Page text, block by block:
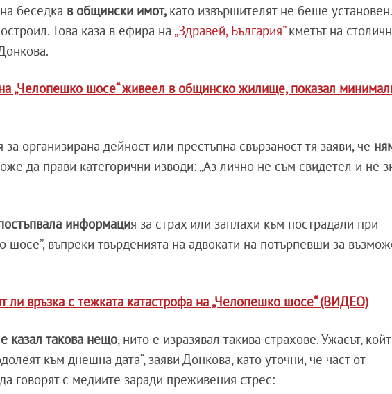
беседка в общински имот, като извършителят не беше
Това каза в ефира на„Здравей, България”кметът на
„Челопешко шосе“ живеел в общинско жилище, показал
организирана дейност или престъпна свързаност тя заяви, че
да прави категорични изводи: „Аз лично не съм свидетел и не
информация за страх или заплахи към пострадали при
шосе”, въпреки твърденията на адвокати на потърпевши за
ли връзка с тежката катастрофа на „Челопешко шосе“ (ВИДЕО)
казал такова нещо, нито е изразявал такива страхове. Ужасът,
към днешна дата“, заяви Донкова, като уточни, че част от
говорят с медиите заради преживения стрес: